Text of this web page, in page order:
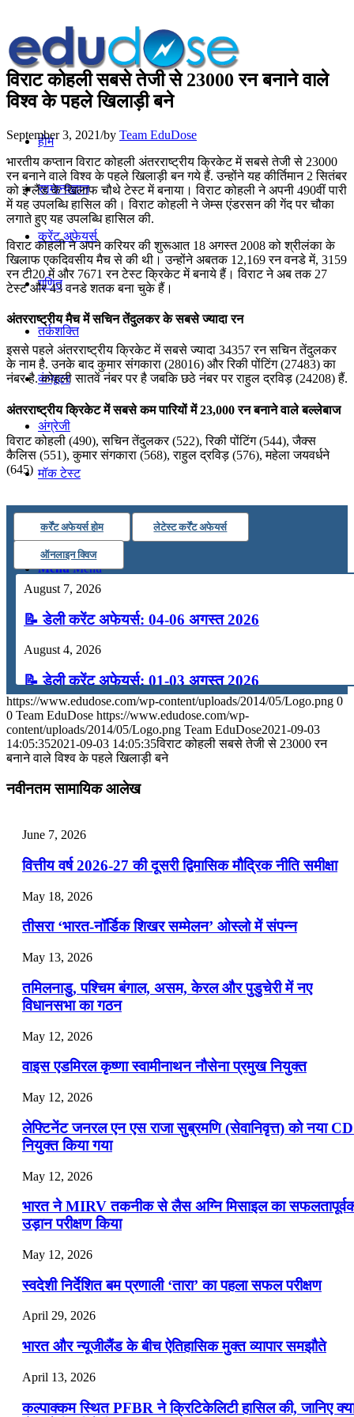
होम
सामान्यज्ञान
करेंट अफेयर्स
गणित
तर्कशक्ति
कंप्यूटर
अंग्रेजी
मॉक टेस्ट
टुडेज जीके
Menu Menu
विराट कोहली सबसे तेजी से 23000 रन बनाने वाले
विश्व के पहले खिलाड़ी बने
September 3, 2021/by Team EduDose
भारतीय कप्तान विराट कोहली अंतरराष्ट्रीय क्रिकेट में सबसे तेजी से 23000
रन बनाने वाले विश्व के पहले खिलाड़ी बन गये हैं. उन्होंने यह कीर्तिमान 2 सितंबर
को इंग्लैंड के खिलाफ चौथे टेस्ट में बनाया। विराट कोहली ने अपनी 490वीं पारी
में यह उपलब्धि हासिल की। विराट कोहली ने जेम्स एंडरसन की गेंद पर चौका
लगाते हुए यह उपलब्धि हासिल की.
विराट कोहली ने अपने करियर की शुरूआत 18 अगस्त 2008 को श्रीलंका के
खिलाफ एकदिवसीय मैच से की थी। उन्होंने अबतक 12,169 रन वनडे में, 3159
रन टी20 में और 7671 रन टेस्ट क्रिकेट में बनाये हैं। विराट ने अब तक 27
टेस्ट और 43 वनडे शतक बना चुके हैं।
अंतरराष्ट्रीय मैच में सचिन तेंदुलकर के सबसे ज्यादा रन
इससे पहले अंतरराष्ट्रीय क्रिकेट में सबसे ज्यादा 34357 रन सचिन तेंदुलकर
के नाम है. उनके बाद कुमार संगकारा (28016) और रिकी पोंटिंग (27483) का
नंबर है. कोहली सातवें नंबर पर है जबकि छठे नंबर पर राहुल द्रविड़ (24208) हैं.
अंतरराष्ट्रीय क्रिकेट में सबसे कम पारियों में 23,000 रन बनाने वाले बल्लेबाज
विराट कोहली (490), सचिन तेंदुलकर (522), रिकी पोंटिंग (544), जैक्स
कैलिस (551), कुमार संगकारा (568), राहुल द्रविड़ (576), महेला जयवर्धने
(645)
कर्रेंट अफेयर्स होम लेटेस्ट कर्रेंट अफेयर्स
ऑनलाइन क्विज
August 7, 2026
📝 डेली करेंट अफेयर्स: 04-06 अगस्त 2026
August 4, 2026
📝 डेली करेंट अफेयर्स: 01-03 अगस्त 2026
July 31, 2026
📝 डेली करेंट अफेयर्स: 28-31 जुलाई 2026
July 25, 2026
📝 डेली करेंट अफेयर्स: 22-24 जुलाई 2026
July 22, 2026
📝 डेली करेंट अफेयर्स: 19-21 जुलाई 2026
July 19, 2026
📝 डेली करेंट अफेयर्स: 16-18 जुलाई 2026
https://www.edudose.com/wp-content/uploads/2014/05/Logo.png 0
0 Team EduDose https://www.edudose.com/wp-
content/uploads/2014/05/Logo.png Team EduDose2021-09-03
14:05:352021-09-03 14:05:35विराट कोहली सबसे तेजी से 23000 रन
बनाने वाले विश्व के पहले खिलाड़ी बने
नवीनतम सामायिक आलेख
June 7, 2026
वित्तीय वर्ष 2026-27 की दूसरी द्विमासिक मौद्रिक नीति समीक्षा
May 18, 2026
तीसरा ‘भारत-नॉर्डिक शिखर सम्मेलन’ ओस्लो में संपन्न
May 13, 2026
तमिलनाडु, पश्चिम बंगाल, असम, केरल और पुडुचेरी में नए
विधानसभा का गठन
May 12, 2026
वाइस एडमिरल कृष्णा स्वामीनाथन नौसेना प्रमुख नियुक्त
May 12, 2026
लेफ्टिनेंट जनरल एन एस राजा सुब्रमणि (सेवानिवृत्त) को नया
नियुक्त किया गया
May 12, 2026
भारत ने MIRV तकनीक से लैस अग्नि मिसाइल का
उड़ान परीक्षण किया
May 12, 2026
स्वदेशी निर्देशित बम प्रणाली ‘तारा’ का पहला सफल परीक्षण
April 29, 2026
भारत और न्यूजीलैंड के बीच ऐतिहासिक मुक्त व्यापार समझौते
April 13, 2026
कल्पाक्कम स्थित PFBR ने क्रिटिकेलिटी हासिल की, जानिए